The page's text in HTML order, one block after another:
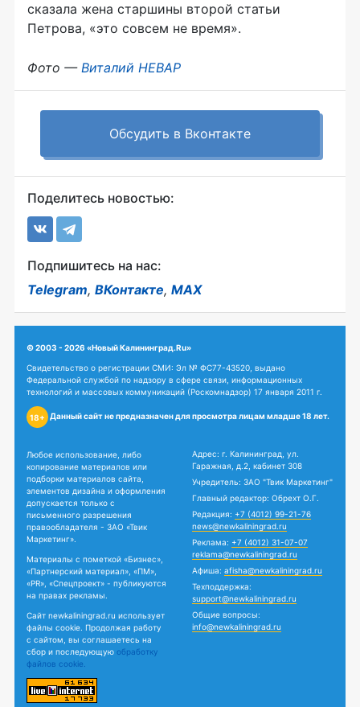
сказала жена старшины второй статьи
Петрова, «это совсем не время».
Фото — Виталий НЕВАР
Обсудить в Вконтакте
Поделитесь новостью:
Подпишитесь на нас:
Telegram, ВКонтакте, MAX
© 2003 - 2026 «Новый Калининград.Ru»
Свидетельство о регистрации СМИ: Эл № ФС77-43520, выдано
Федеральной службой по надзору в сфере связи, информационных
технологий и массовых коммуникаций (Роскомнадзор) 17 января 2011 г.
18+ Данный сайт не предназначен для просмотра лицам младше 18 лет.
Любое использование, либо
копирование материалов или
подборки материалов сайта,
элементов дизайна и оформления
допускается только с
письменного разрешения
правообладателя - ЗАО «Твик
Маркетинг».
Материалы с пометкой «Бизнес»,
«Партнерский материал», «ПМ»,
«PR», «Спецпроект» - публикуются
на правах рекламы.
Сайт newkaliningrad.ru использует
файлы cookie. Продолжая работу
с сайтом, вы соглашаетесь на
сбор и последующую обработку
файлов cookie.
Адрес: г. Калининград, ул.
Гаражная, д.2, кабинет 308
Учредитель: ЗАО "Твик Маркетинг"
Главный редактор: Обрехт О.Г.
Редакция: +7 (4012) 99-21-76
news@newkaliningrad.ru
Реклама: +7 (4012) 31-07-07
reklama@newkaliningrad.ru
Афиша: afisha@newkaliningrad.ru
Техподдержка:
support@newkaliningrad.ru
Общие вопросы:
info@newkaliningrad.ru